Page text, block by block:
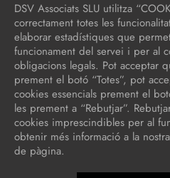
DSV Associats SLU utilitza
correctament totes les
elaborar estadístiques que
funcionament del servei i per al
obligacions legals. Pot acceptar
prement el botó “Totes”, pot
cookies essencials prement el
les prement a “Rebutjar”.
cookies imprescindibles per al
obtenir més informació a la nostra
de pàgina.